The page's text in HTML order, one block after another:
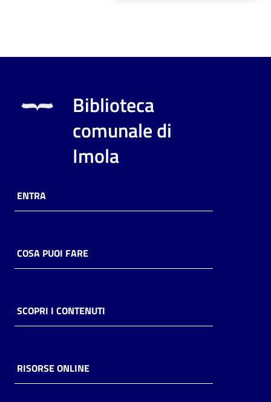
Biblioteca
comunale di
Imola
ENTRA
COSA PUOI FARE
SCOPRI I CONTENUTI
RISORSE ONLINE